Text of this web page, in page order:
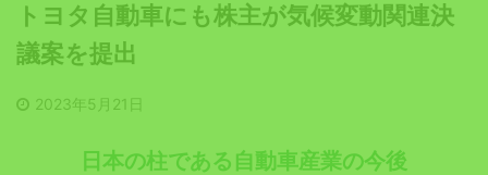
トヨタ自動車にも株主が気候変動関連決
議案を提出
2023年5月21日
日本の柱である自動車産業の今後